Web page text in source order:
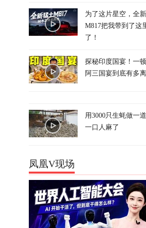
为了这片星空，全
M817把我带到了这
了！
探秘印度国宴！一
阿三国宴到底有多
用3000只生蚝做一
一口人麻了
凤凰V现场